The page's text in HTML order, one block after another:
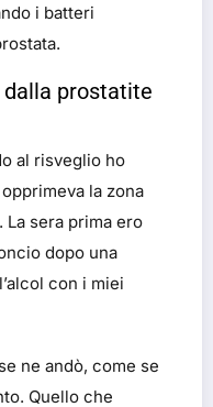
i batteri
dalla prostatite
al risveglio ho
la zona
La sera prima ero
dopo una
con i miei
ne andò, come se
Quello che